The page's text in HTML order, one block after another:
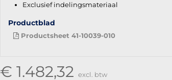
Exclusief indelingsmateriaal
Productblad
Productsheet 41-10039-010
€ 1.482,32 excl. btw